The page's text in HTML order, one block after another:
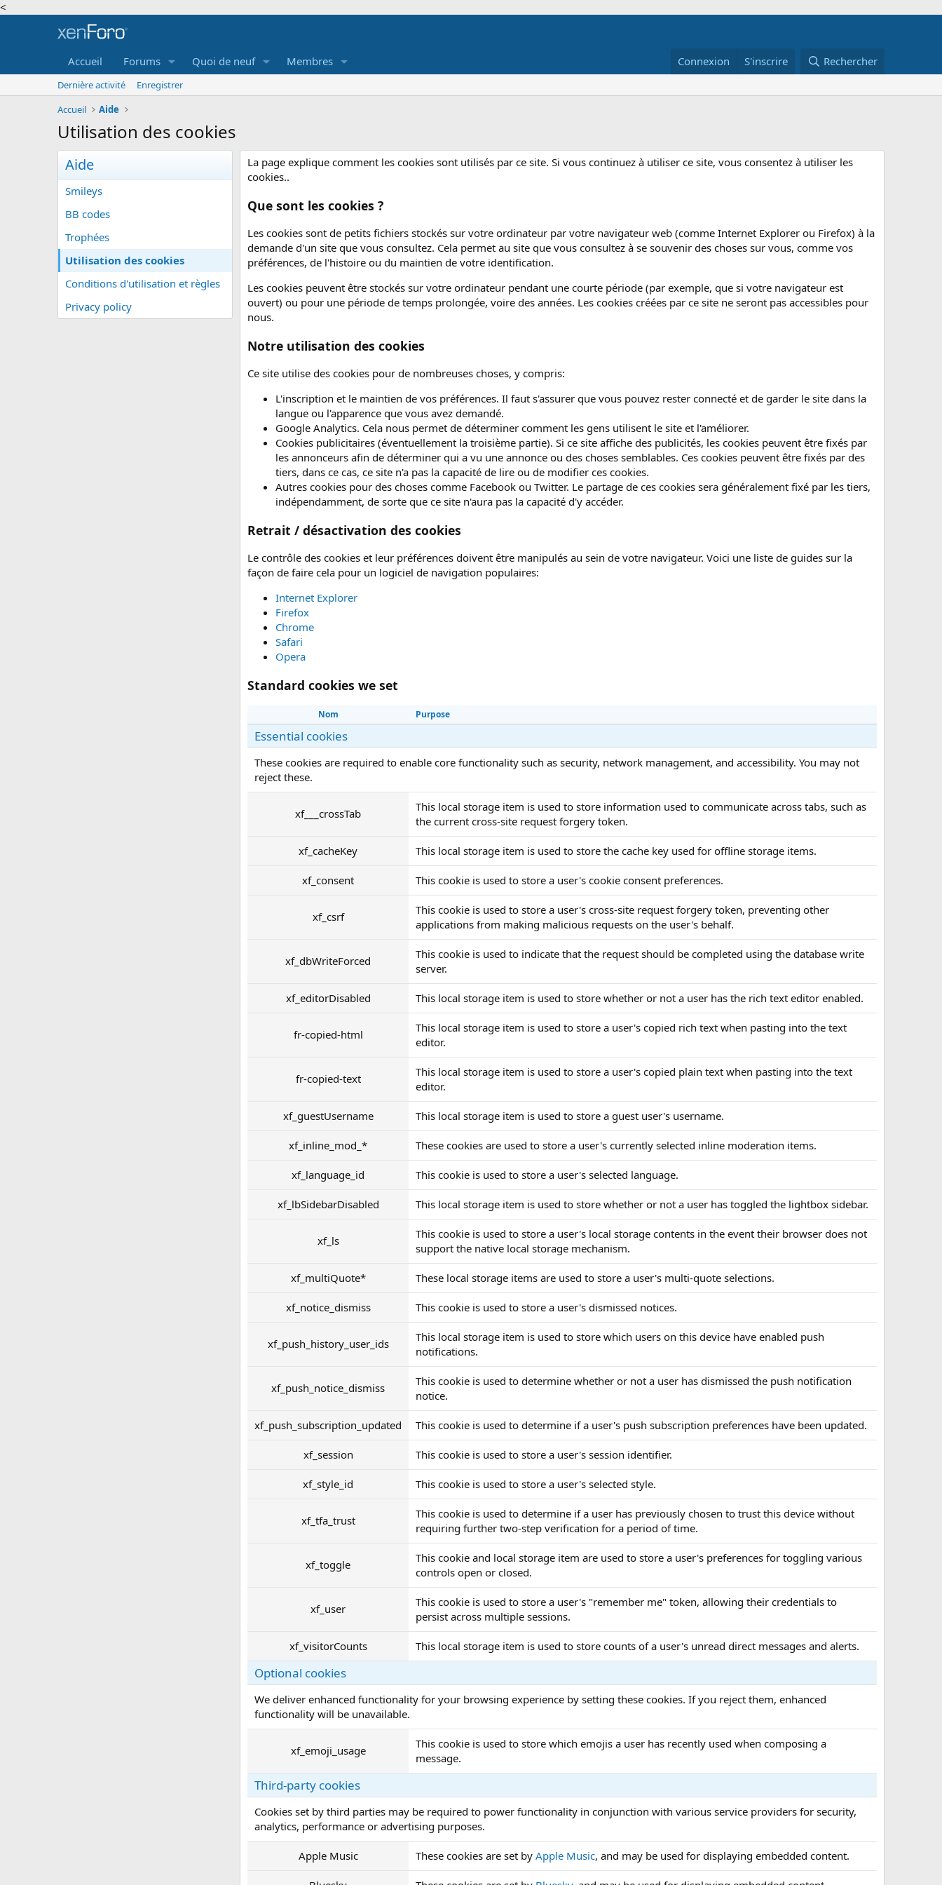
<
Accueil Forums Quoi de neuf Membres Connexion S'inscrire Rechercher
Dernière activité
Enregistrer
Accueil
Aide
Utilisation des cookies
Aide
Smileys
BB codes
Trophées
Utilisation des cookies
Conditions d'utilisation et règles
Privacy policy
La page explique comment les cookies sont utilisés par ce site. Si vous continuez à utiliser ce site, vous consentez à utiliser les
cookies..
Que sont les cookies ?
Les cookies sont de petits fichiers stockés sur votre ordinateur par votre navigateur web (comme Internet Explorer ou Firefox) à la
demande d'un site que vous consultez. Cela permet au site que vous consultez à se souvenir des choses sur vous, comme vos
préférences, de l'histoire ou du maintien de votre identification.
Les cookies peuvent être stockés sur votre ordinateur pendant une courte période (par exemple, que si votre navigateur est
ouvert) ou pour une période de temps prolongée, voire des années. Les cookies créées par ce site ne seront pas accessibles pour
nous.
Notre utilisation des cookies
Ce site utilise des cookies pour de nombreuses choses, y compris:
L'inscription et le maintien de vos préférences. Il faut s'assurer que vous pouvez rester connecté et de garder le site dans la
langue ou l'apparence que vous avez demandé.
Google Analytics. Cela nous permet de déterminer comment les gens utilisent le site et l'améliorer.
Cookies publicitaires (éventuellement la troisième partie). Si ce site affiche des publicités, les cookies peuvent être fixés par
les annonceurs afin de déterminer qui a vu une annonce ou des choses semblables. Ces cookies peuvent être fixés par des
tiers, dans ce cas, ce site n'a pas la capacité de lire ou de modifier ces cookies.
Autres cookies pour des choses comme Facebook ou Twitter. Le partage de ces cookies sera généralement fixé par les tiers,
indépendamment, de sorte que ce site n'aura pas la capacité d'y accéder.
Retrait / désactivation des cookies
Le contrôle des cookies et leur préférences doivent être manipulés au sein de votre navigateur. Voici une liste de guides sur la
façon de faire cela pour un logiciel de navigation populaires:
Internet Explorer
Firefox
Chrome
Safari
Opera
Standard cookies we set
Nom Purpose
Essential cookies
These cookies are required to enable core functionality such as security, network management, and accessibility. You may not
reject these.
xf___crossTab
This local storage item is used to store information used to communicate across tabs, such as
the current cross-site request forgery token.
xf_cacheKey This local storage item is used to store the cache key used for offline storage items.
xf_consent This cookie is used to store a user's cookie consent preferences.
xf_csrf
This cookie is used to store a user's cross-site request forgery token, preventing other
applications from making malicious requests on the user's behalf.
xf_dbWriteForced
This cookie is used to indicate that the request should be completed using the database write
server.
xf_editorDisabled This local storage item is used to store whether or not a user has the rich text editor enabled.
fr-copied-html
This local storage item is used to store a user's copied rich text when pasting into the text
editor.
fr-copied-text
This local storage item is used to store a user's copied plain text when pasting into the text
editor.
xf_guestUsername This local storage item is used to store a guest user's username.
xf_inline_mod_* These cookies are used to store a user's currently selected inline moderation items.
xf_language_id This cookie is used to store a user's selected language.
xf_lbSidebarDisabled This local storage item is used to store whether or not a user has toggled the lightbox sidebar.
xf_ls
This cookie is used to store a user's local storage contents in the event their browser does not
support the native local storage mechanism.
xf_multiQuote* These local storage items are used to store a user's multi-quote selections.
xf_notice_dismiss This cookie is used to store a user's dismissed notices.
xf_push_history_user_ids
This local storage item is used to store which users on this device have enabled push
notifications.
xf_push_notice_dismiss
This cookie is used to determine whether or not a user has dismissed the push notification
notice.
xf_push_subscription_updated This cookie is used to determine if a user's push subscription preferences have been updated.
xf_session This cookie is used to store a user's session identifier.
xf_style_id This cookie is used to store a user's selected style.
xf_tfa_trust
This cookie is used to determine if a user has previously chosen to trust this device without
requiring further two-step verification for a period of time.
xf_toggle
This cookie and local storage item are used to store a user's preferences for toggling various
controls open or closed.
xf_user
This cookie is used to store a user's "remember me" token, allowing their credentials to
persist across multiple sessions.
xf_visitorCounts This local storage item is used to store counts of a user's unread direct messages and alerts.
Optional cookies
We deliver enhanced functionality for your browsing experience by setting these cookies. If you reject them, enhanced
functionality will be unavailable.
xf_emoji_usage
This cookie is used to store which emojis a user has recently used when composing a
message.
Third-party cookies
Cookies set by third parties may be required to power functionality in conjunction with various service providers for security,
analytics, performance or advertising purposes.
Apple Music These cookies are set by Apple Music, and may be used for displaying embedded content.